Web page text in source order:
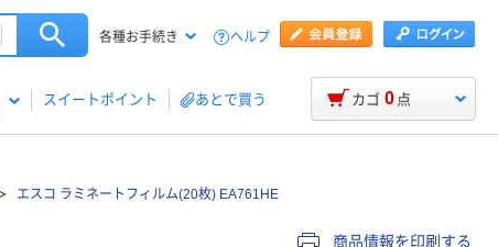
各種お手続き ヘルプ
スイートポイント あとで買う カゴ 0 点
エスコ ラミネートフィルム(20枚) EA761HE
商品情報を印刷する